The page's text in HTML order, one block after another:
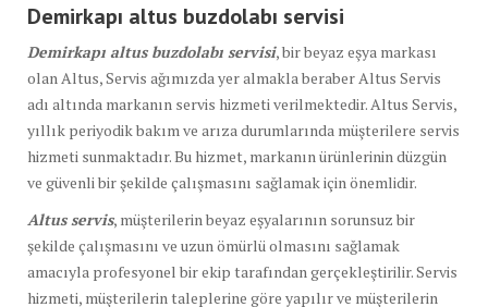
Demirkapı altus buzdolabı servisi
Demirkapı altus buzdolabı servisi, bir beyaz eşya markası
olan Altus, Servis ağımızda yer almakla beraber Altus Servis
adı altında markanın servis hizmeti verilmektedir. Altus Servis,
yıllık periyodik bakım ve arıza durumlarında müşterilere servis
hizmeti sunmaktadır. Bu hizmet, markanın ürünlerinin düzgün
ve güvenli bir şekilde çalışmasını sağlamak için önemlidir.
Altus servis, müşterilerin beyaz eşyalarının sorunsuz bir
şekilde çalışmasını ve uzun ömürlü olmasını sağlamak
amacıyla profesyonel bir ekip tarafından gerçekleştirilir. Servis
hizmeti, müşterilerin taleplerine göre yapılır ve müşterilerin